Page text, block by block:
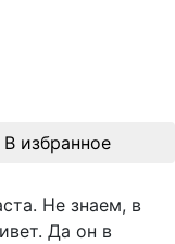
В избранное
Не знаем, в
Да он в